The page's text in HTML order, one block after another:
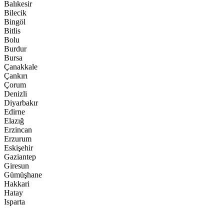
Balıkesir
Bilecik
Bingöl
Bitlis
Bolu
Burdur
Bursa
Çanakkale
Çankırı
Çorum
Denizli
Diyarbakır
Edirne
Elazığ
Erzincan
Erzurum
Eskişehir
Gaziantep
Giresun
Gümüşhane
Hakkari
Hatay
Isparta